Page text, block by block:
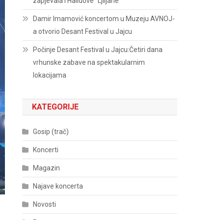
Damir Imamović koncertom u Muzeju AVNOJ-
a otvorio Desant Festival u Jajcu
Počinje Desant Festival u Jajcu:Četiri dana
vrhunske zabave na spektakularnim
lokacijama
KATEGORIJE
Gosip (trač)
Koncerti
Magazin
Najave koncerta
Novosti